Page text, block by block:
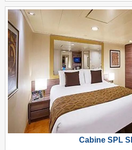
Cabine SPL